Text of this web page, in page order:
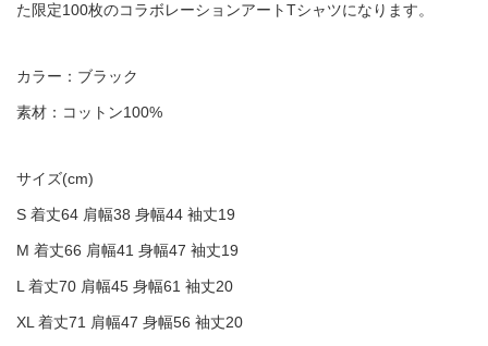
た限定100枚のコラボレーションアートTシャツになります。
カラー：ブラック
素材：コットン100%
サイズ(cm)
S 着丈64 肩幅38 身幅44 袖丈19
M 着丈66 肩幅41 身幅47 袖丈19
L 着丈70 肩幅45 身幅61 袖丈20
XL 着丈71 肩幅47 身幅56 袖丈20